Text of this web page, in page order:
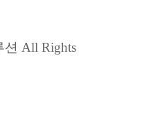
All Rights